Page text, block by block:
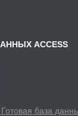
ACCESS
Готовая база